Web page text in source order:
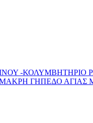
-ΚΟΛΥΜΒΗΤΗΡΙΟ
ΓΗΠΕΔΟ ΑΓΙΑΣ